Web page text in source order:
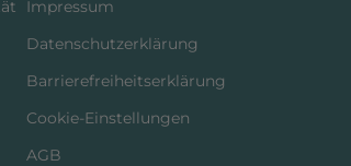
Impressum
Datenschutzerklärung
Barrierefreiheitserklärung
Cookie-Einstellungen
AGB